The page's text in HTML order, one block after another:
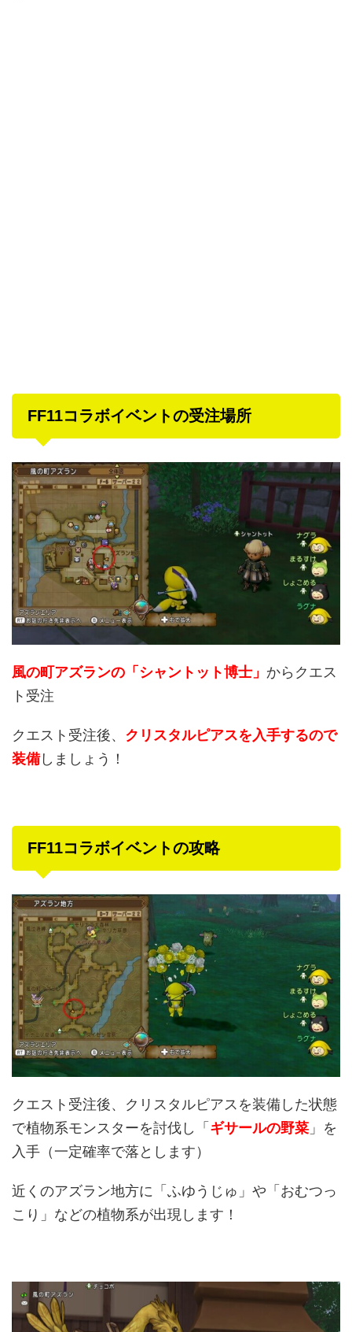
FF11コラボイベントの受注場所
風の町アズランの「シャントット博士」 からクエス
ト受注
クエスト受注後、 クリスタルピアスを入手するので
装備しましょう！
FF11コラボイベントの攻略
クエスト受注後、クリスタルピアスを装備した状態
で植物系モンスターを討伐し「 ギサールの野菜 」を
入手（一定確率で落とします）
近くのアズラン地方に「ふゆうじゅ」や「おむつっ
こり」などの植物系が出現します！